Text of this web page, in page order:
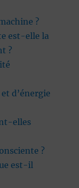
?
est-elle la
?
d’énergie
elles
?
est-il